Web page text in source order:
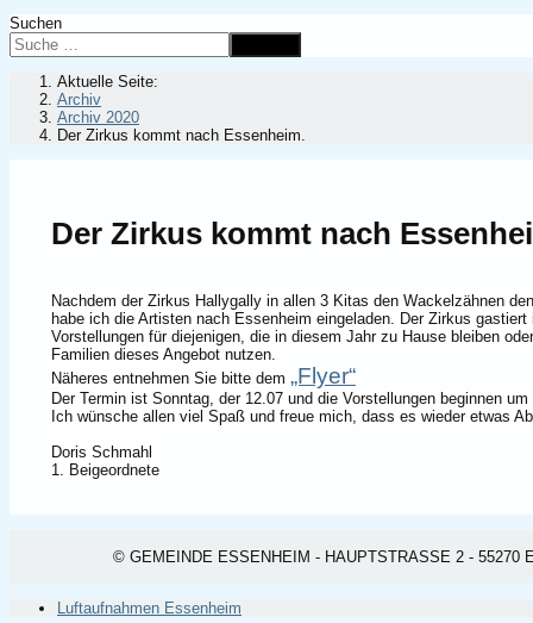
Suchen
Aktuelle Seite:
Archiv
Archiv 2020
Der Zirkus kommt nach Essenheim.
Der Zirkus kommt nach
Nachdem der Zirkus Hallygally in allen 3 Kitas den Wackelzähnen
habe ich die Artisten nach Essenheim eingeladen. Der Zirkus
Vorstellungen für diejenigen, die in diesem Jahr zu Hause bleiben
Familien dieses Angebot nutzen.
Näheres entnehmen Sie bitte dem „Flyer“
Der Termin ist Sonntag, der 12.07 und die Vorstellungen beginnen
Ich wünsche allen viel Spaß und freue mich, dass es wieder etwas
Doris Schmahl
1. Beigeordnete
© GEMEINDE ESSENHEIM - HAUPTSTRASSE 2 - 55270
Luftaufnahmen Essenheim